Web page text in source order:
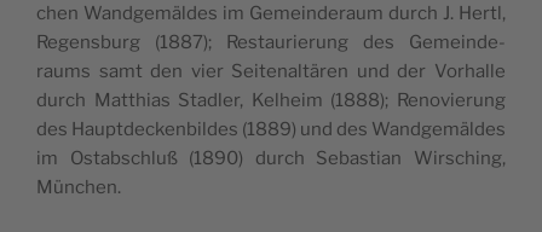
chen Wand­ge­mäl­des im Gemein­de­raum durch J. Her­tl,
Regen­sburg (1887); Restau­rie­rung des Gemein­de­
raums samt den vier Sei­te­nal­tä­ren und der Vorhal­le
durch Mat­thias Stad­ler, Kelheim (1888); Reno­vie­rung
des Haupt­dec­ken­bil­des (1889) und des Wand­ge­mäl­des
im Ostab­schluß (1890) durch Seba­stian Wir­sching,
München.